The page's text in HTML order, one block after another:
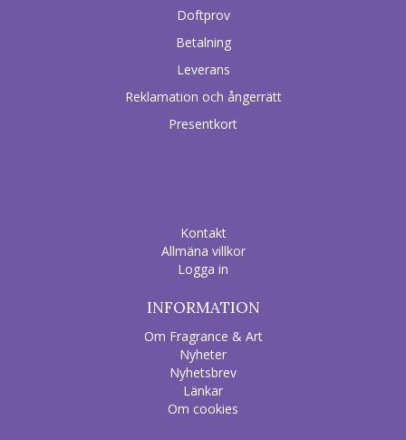
Doftprov
Betalning
Leverans
Reklamation och ångerrätt
Presentkort
Kontakt
Allmäna villkor
Logga in
INFORMATION
Om Fragrance & Art
Nyheter
Nyhetsbrev
Länkar
Om cookies